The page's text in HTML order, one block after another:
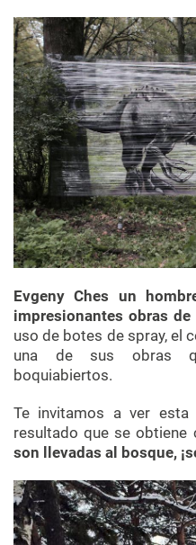
Evgeny Ches un
impresionantes obras
uso de botes de spray, el
una de sus obras
boquiabiertos.
Te invitamos a ver esta
resultado que se obtiene
son llevadas al bosque,